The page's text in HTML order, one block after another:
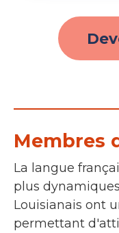
Membres
La langue
plus
Louisianais ont
permettant